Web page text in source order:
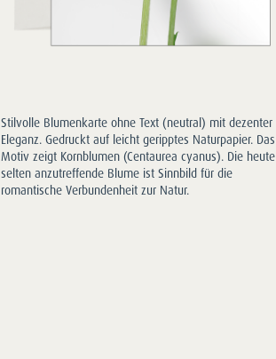
Stilvolle Blumenkarte ohne Text (neutral) mit dezenter
Eleganz. Gedruckt auf leicht geripptes Naturpapier. Das
Motiv zeigt Kornblumen (Centaurea cyanus). Die heute
selten anzutreffende Blume ist Sinnbild für die
romantische Verbundenheit zur Natur.